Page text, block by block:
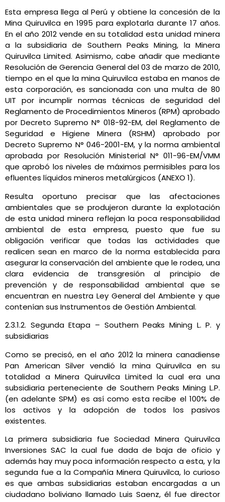
Esta empresa llega al Perú y obtiene la concesión de la
Mina Quiruvilca en 1995 para explotarla durante 17 años.
En el año 2012 vende en su totalidad esta unidad minera
a la subsidiaria de Southern Peaks Mining, la Minera
Quiruvilca Limited. Asimismo, cabe añadir que mediante
Resolución de Gerencia General del 03 de marzo de 2010,
tiempo en el que la mina Quiruvilca estaba en manos de
esta corporación, es sancionada con una multa de 80
UIT por incumplir normas técnicas de seguridad del
Reglamento de Procedimientos Mineros (RPM) aprobado
por Decreto Supremo N° 018-92-EM, del Reglamento de
Seguridad e Higiene Minera (RSHM) aprobado por
Decreto Supremo N° 046-2001-EM, y la norma ambiental
aprobada por Resolución Ministerial N° 011-96-EM/VMM
que aprobó los niveles de máximos permisibles para los
efluentes líquidos mineros metalúrgicos (ANEXO 1).
Resulta oportuno precisar que las afectaciones
ambientales que se produjeron durante la explotación
de esta unidad minera reflejan la poca responsabilidad
ambiental de esta empresa, puesto que fue su
obligación verificar que todas las actividades que
realicen sean en marco de la norma establecida para
asegurar la conservación del ambiente que le rodea, una
clara evidencia de transgresión al principio de
prevención y de responsabilidad ambiental que se
encuentran en nuestra Ley General del Ambiente y que
contenían sus Instrumentos de Gestión Ambiental.
2.3.1.2. Segunda Etapa – Southern Peaks Mining L. P. y
subsidiarias
Como se precisó, en el año 2012 la minera canadiense
Pan American Silver vendió la mina Quiruvilca en su
totalidad a Minera Quiruvilca Limited la cual era una
subsidiaria perteneciente de Southern Peaks Mining L.P.
(en adelante SPM) es así como esta recibe el 100% de
los activos y la adopción de todos los pasivos
existentes.
La primera subsidiaria fue Sociedad Minera Quiruvilca
Inversiones SAC la cual fue dada de baja de oficio y
además hay muy poca información respecto a esta, y la
segunda fue a la Compañía Minera Quiruvilca, lo curioso
es que ambas subsidiarias estaban encargadas a un
ciudadano boliviano llamado Luis Saenz, él fue director